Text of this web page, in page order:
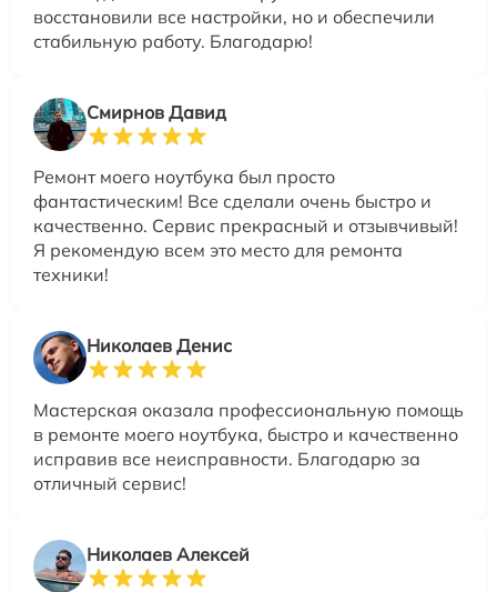
восстановили все настройки, но и обеспечили
стабильную работу. Благодарю!
Смирнов Давид
Ремонт моего ноутбука был просто
фантастическим! Все сделали очень быстро и
качественно. Сервис прекрасный и отзывчивый!
Я рекомендую всем это место для ремонта
техники!
Николаев Денис
Мастерская оказала профессиональную помощь
в ремонте моего ноутбука, быстро и качественно
исправив все неисправности. Благодарю за
отличный сервис!
Николаев Алексей